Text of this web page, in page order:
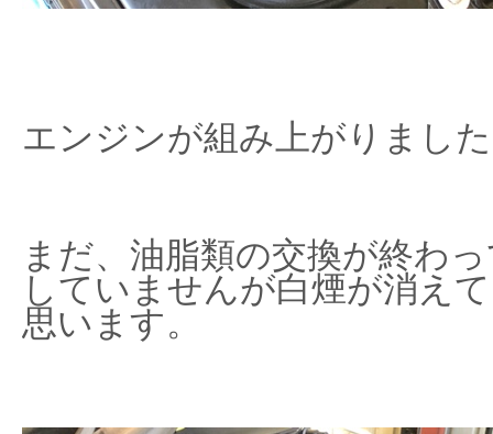
エンジンが組み上がりまし
まだ、油脂類の交換が終わ
していませんが白煙が消え
思います。